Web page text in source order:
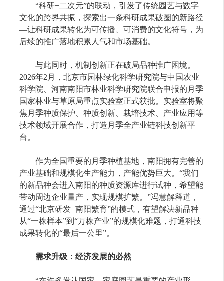
“科研+二次元”的联动，引发了传统园艺与数字
文化的跨界共振，探索出一条科研成果破圈的新路径
—让科研成果转化为可传播、可消费的文化符号，为
后续的推广落地积累人气和市场基础。
与此同时，机制创新正在破局品种推广困境。
2026年2月，北京市园林绿化科学研究院与中国农业
科学院、河南南阳市林业科学研究院联合申报的月季
国家林业与草原局重点实验室正式获批。实验室将聚
焦月季种质保护、种质创新、栽培技术、产业应用等
技术领域开展合作，打造月季全产业链科技创新平
台。
作为全国重要的月季种植基地，南阳拥有完善的
产业基础和规模化生产能力，产能优势巨大。“我们
的新品种会进入南阳的种质资源库进行试种，希望能
带动周边企业量产，实现规模扩繁。”冯慧解释道，
通过“北京研发+南阳繁育”的模式，有望解决新品种
从“一株样本”到“万株产业”的规模化难题，打通科技
成果转化的“最后一公里”。
需求升级：经济发展的必然